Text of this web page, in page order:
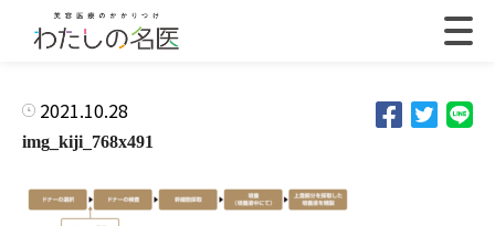
2021.10.28
img_kiji_768x491